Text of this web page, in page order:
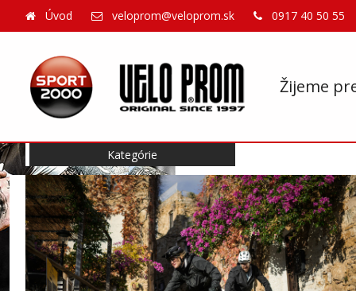
Žijeme
Úvod veloprom@veloprom.sk 0917 40 50 55
Kategórie